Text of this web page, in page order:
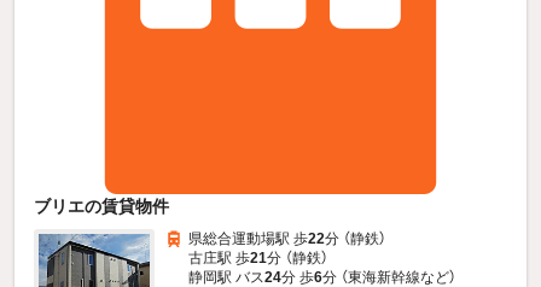
ブリエの賃貸物件
県総合運動場駅 歩22分 （静鉄）
古庄駅 歩21分 （静鉄）
静岡駅 バス24分 歩6分 （東海新幹線など）